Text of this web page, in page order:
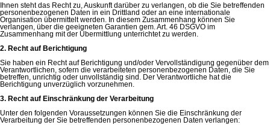
Ihnen steht das Recht zu, Auskunft darüber zu verlangen, ob die Sie betreffenden
personenbezogenen Daten in ein Drittland oder an eine internationale
Organisation übermittelt werden. In diesem Zusammenhang können Sie
verlangen, über die geeigneten Garantien gem. Art. 46 DSGVO im
Zusammenhang mit der Übermittlung unterrichtet zu werden.
2. Recht auf Berichtigung
Sie haben ein Recht auf Berichtigung und/oder Vervollständigung gegenüber dem
Verantwortlichen, sofern die verarbeiteten personenbezogenen Daten, die Sie
betreffen, unrichtig oder unvollständig sind. Der Verantwortliche hat die
Berichtigung unverzüglich vorzunehmen.
3. Recht auf Einschränkung der Verarbeitung
Unter den folgenden Voraussetzungen können Sie die Einschränkung der
Verarbeitung der Sie betreffenden personenbezogenen Daten verlangen: